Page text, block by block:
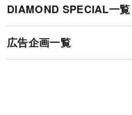
DIAMOND SPECIAL一覧
広告企画一覧